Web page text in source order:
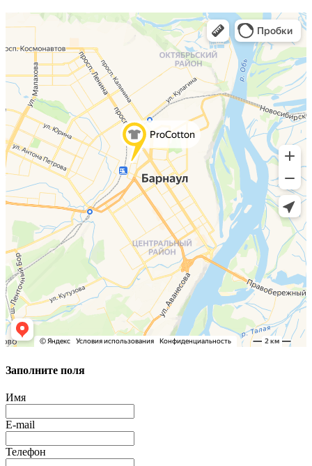
Заполните поля
Имя
E-mail
Телефон